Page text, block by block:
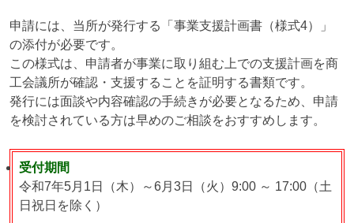
申請には、当所が発行する「事業支援計画書（様式4）」
の添付が必要です。
この様式は、申請者が事業に取り組む上での支援計画を商
工会議所が確認・支援することを証明する書類です。
発行には面談や内容確認の手続きが必要となるため、申請
を検討されている方は早めのご相談をおすすめします。
受付期間
令和7年5月1日（木）～6月3日（火）9:00 ～ 17:00（土
日祝日を除く）